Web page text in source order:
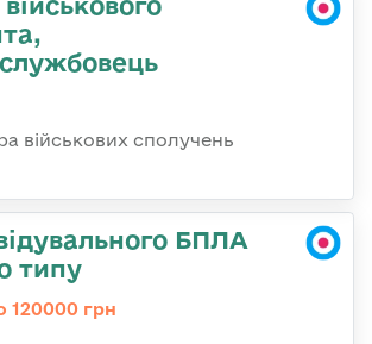
військових сполучень
БПЛА
типу
120000 грн